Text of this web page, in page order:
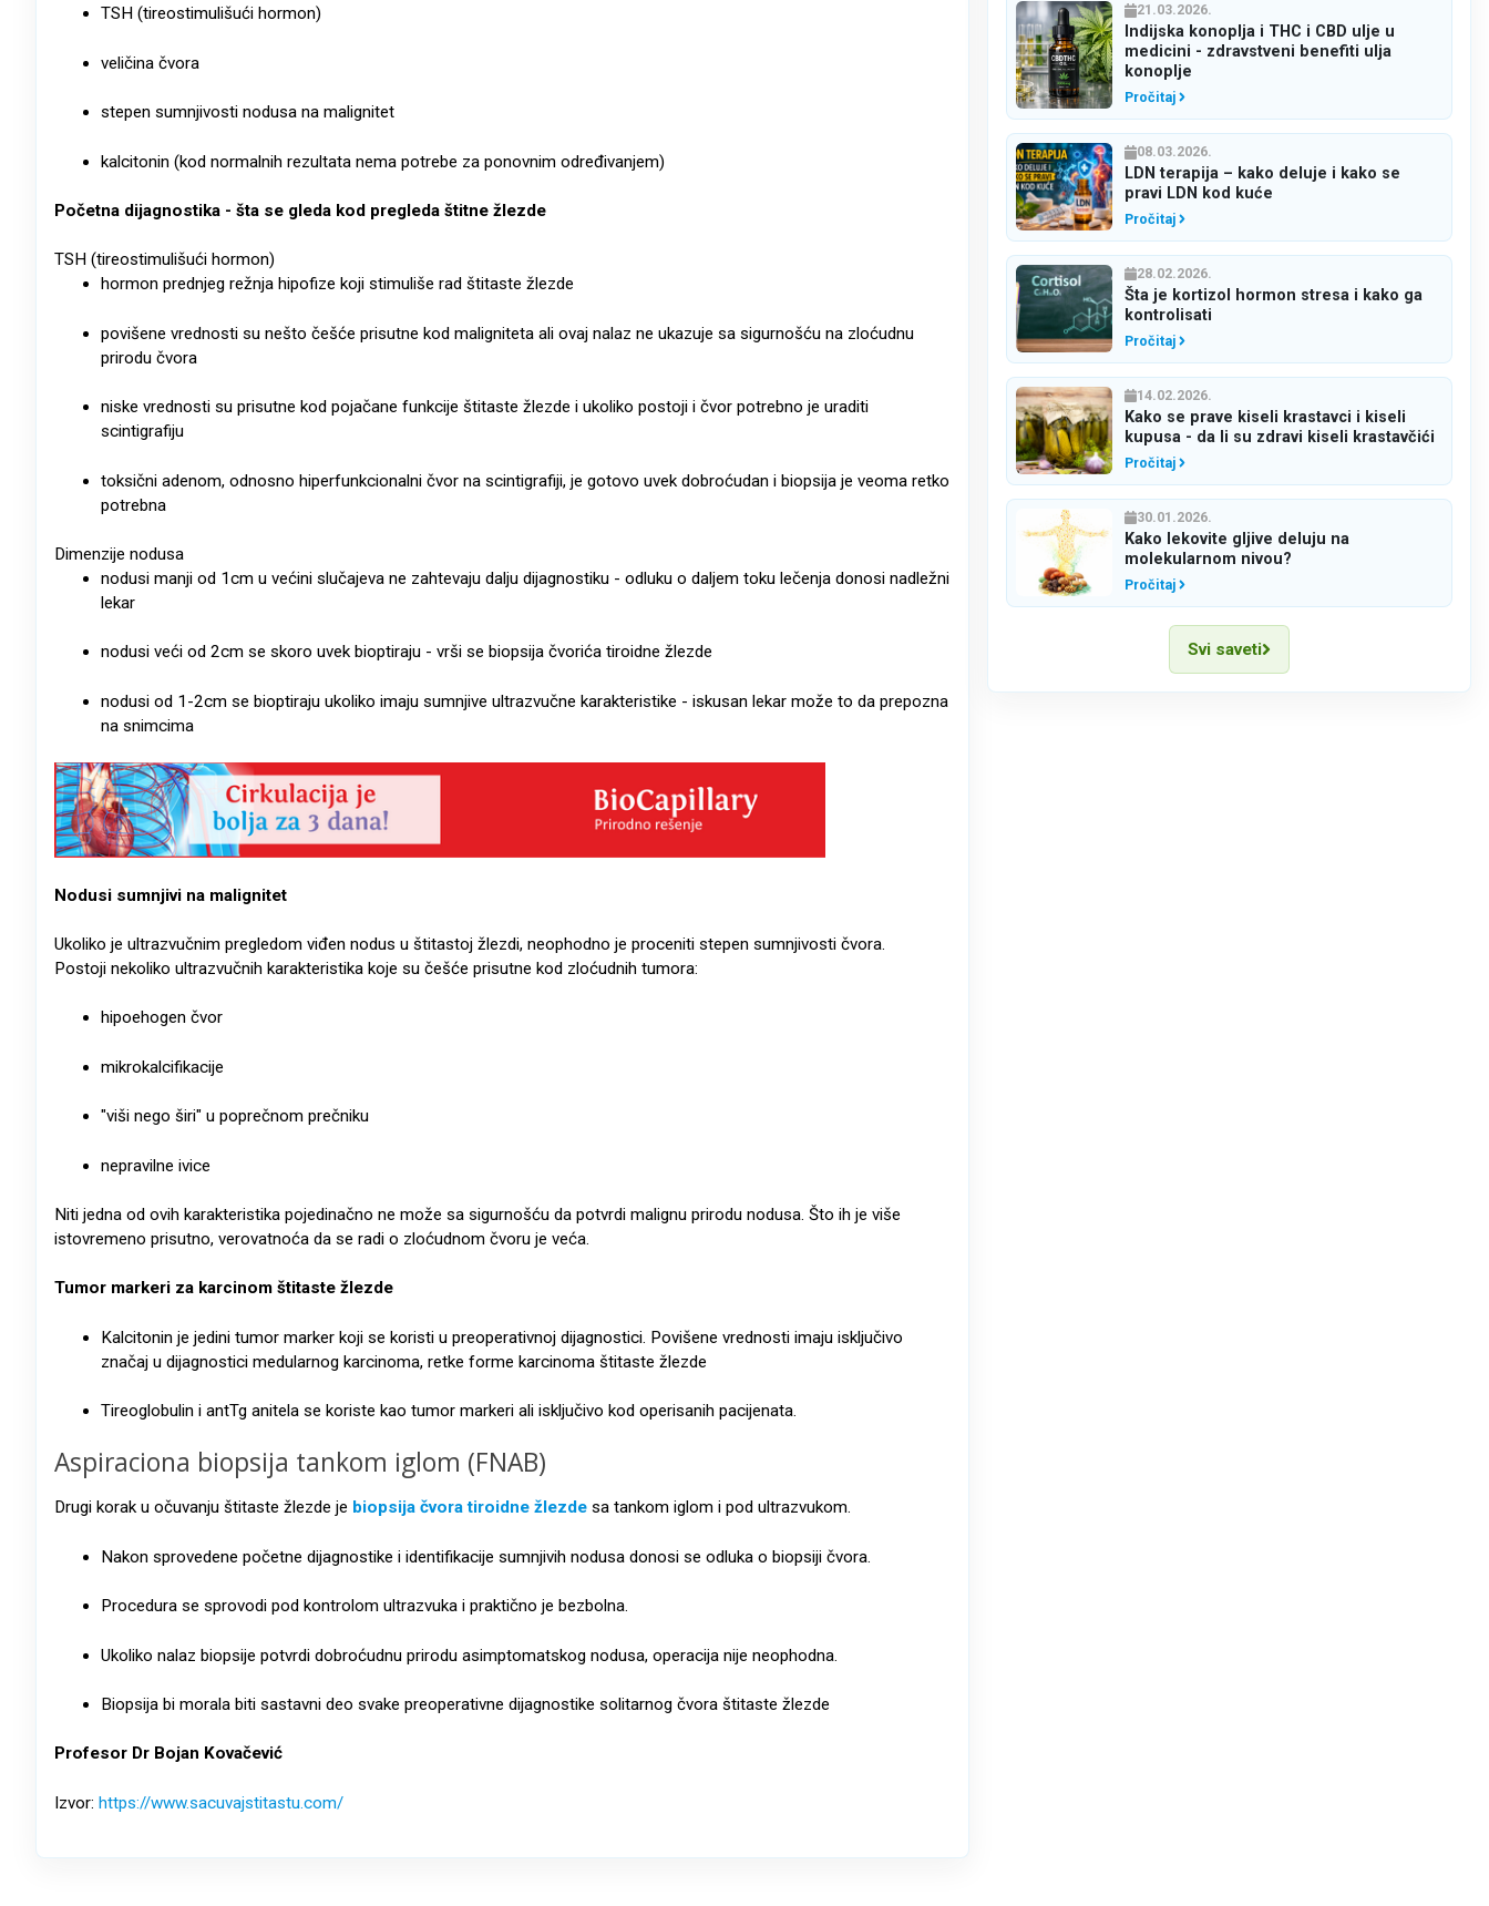
TSH (tireostimulišući hormon)
veličina čvora
stepen sumnjivosti nodusa na malignitet
kalcitonin (kod normalnih rezultata nema potrebe za ponovnim određivanjem)
Početna dijagnostika - šta se gleda kod pregleda štitne žlezde
TSH (tireostimulišući hormon)
hormon prednjeg režnja hipofize koji stimuliše rad štitaste žlezde
povišene vrednosti su nešto češće prisutne kod maligniteta ali ovaj nalaz ne ukazuje sa sigurnošću na zloćudnu
prirodu čvora
niske vrednosti su prisutne kod pojačane funkcije štitaste žlezde i ukoliko postoji i čvor potrebno je uraditi
scintigrafiju
toksični adenom, odnosno hiperfunkcionalni čvor na scintigrafiji, je gotovo uvek dobroćudan i biopsija je veoma retko
potrebna
Dimenzije nodusa
nodusi manji od 1cm u većini slučajeva ne zahtevaju dalju dijagnostiku - odluku o daljem toku lečenja donosi nadležni
lekar
nodusi veći od 2cm se skoro uvek bioptiraju - vrši se biopsija čvorića tiroidne žlezde
nodusi od 1-2cm se bioptiraju ukoliko imaju sumnjive ultrazvučne karakteristike - iskusan lekar može to da prepozna
na snimcima
Nodusi sumnjivi na malignitet
Ukoliko je ultrazvučnim pregledom viđen nodus u štitastoj žlezdi, neophodno je proceniti stepen sumnjivosti čvora.
Postoji nekoliko ultrazvučnih karakteristika koje su češće prisutne kod zloćudnih tumora:​
hipoehogen čvor
mikrokalcifikacije
"viši nego širi" u poprečnom prečniku
nepravilne ivice
Niti jedna od ovih karakteristika pojedinačno ne može sa sigurnošću da potvrdi malignu prirodu nodusa. Što ih je više
istovremeno prisutno, verovatnoća da se radi o zloćudnom čvoru je veća. ​
Tumor markeri za karcinom štitaste žlezde
Kalcitonin je jedini tumor marker koji se koristi u preoperativnoj dijagnostici. Povišene vrednosti imaju isključivo
značaj u dijagnostici medularnog karcinoma, retke forme karcinoma štitaste žlezde
Tireoglobulin i antTg anitela se koriste kao tumor markeri ali isključivo kod operisanih pacijenata.
Aspiraciona biopsija tankom iglom (FNAB)
Drugi korak u očuvanju štitaste žlezde je biopsija čvora tiroidne žlezde sa tankom iglom i pod ultrazvukom.
Nakon sprovedene početne dijagnostike i identifikacije sumnjivih nodusa donosi se odluka o biopsiji čvora.
Procedura se sprovodi pod kontrolom ultrazvuka i praktično je bezbolna.
Ukoliko nalaz biopsije potvrdi dobroćudnu prirodu asimptomatskog nodusa, operacija nije neophodna.
Biopsija bi morala biti sastavni deo svake preoperativne dijagnostike solitarnog čvora štitaste žlezde
Profesor Dr Bojan Kovačević
Izvor: https://www.sacuvajstitastu.com/
21.03.2026.
Indijska konoplja i THC i CBD ulje u
medicini - zdravstveni benefiti ulja
konoplje
Pročitaj
08.03.2026.
LDN terapija – kako deluje i kako se
pravi LDN kod kuće
Pročitaj
28.02.2026.
Šta je kortizol hormon stresa i kako ga
kontrolisati
Pročitaj
14.02.2026.
Kako se prave kiseli krastavci i kiseli
kupusa - da li su zdravi kiseli krastavčići
Pročitaj
30.01.2026.
Kako lekovite gljive deluju na
molekularnom nivou?
Pročitaj
Svi saveti